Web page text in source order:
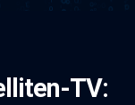
TV: